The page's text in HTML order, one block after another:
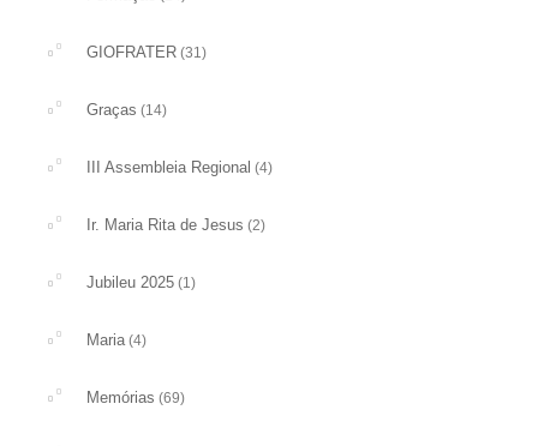
GIOFRATER (31)
Graças (14)
III Assembleia Regional (4)
Ir. Maria Rita de Jesus (2)
Jubileu 2025 (1)
Maria(4)
Memórias (69)